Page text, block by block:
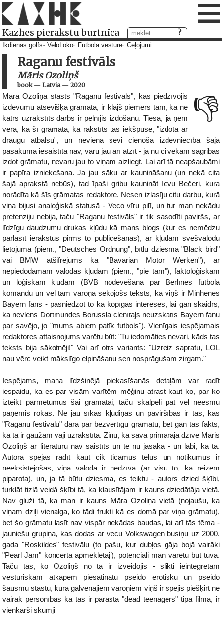
Kazhes pierakstu burtnīca ≡
Ikdienas golfs VeloLoko Futbola vēsture Ceļojumi
Raganu festivāls
Māris Ozoliņš
book— Latvia— 2020
👎
Māra Ozoliņa stāsts "Raganu festivāls", kas piedzīvojis
izdevumu atsevišķā grāmatā, ir klajš piemērs tam, ka ne
katrs uzrakstīts darbs ir pelnījis izdošanu. Tiesa, ja ņem
vērā, ka šī grāmata, kā rakstīts tās iekšpusē, "izdota ar
draugu atbalsu", un neviena sevi cienoša izdevniecība šajā
pasākumā iesaistīta nav, varu jau arī atzīt - ja nu cilvēkam sagribas
izdot grāmatu, nevaru jau to viņam aizliegt. Lai arī tā neapšaubāmi
ir papīra izniekošana. Ja jau sāku ar kaunināšanu (un nekā cita
šajā aprakstā nebūs), tad īpaši gribu kaunināt Ievu Bečeri, kura
norādīta kā šīs grāmatas redaktore. Nesen izlasīju citu darbu, kurā
viņa bijusi analoģiskā statusā - Veco vīru pilī, un tur man nekādu
pretenziju nebija, taču "Raganu festivāls" ir tik sasodīti paviršs, ar
līdzīgu daudzumu drukas kļūdu kā mans blogs (kur es nemēdzu
pārlasīt ierakstus pirms to publicēšanas), ar kļūdām svešvalodu
lietojumā (piem., "Deutsches Ordnung", bītlu dziesma "Black bird"
vai BMW atšifrējums kā "Bavarian Motor Werken"), ar
nepiedodamām valodas kļūdām (piem., "pie tam"), faktoloģiskām
un loģiskām kļūdām (BVB nodēvēšana par Berlīnes futbola
komandu un vēl tam varoņa sekojošs teksts, ka viņš ir Minhenes
Bayern fans - pasniedzot to kā kopīgas intereses, lai gan skaidrs,
ka neviens Dortmundes Borussia cienītājs neuzskatīs Bayern fanu
par savējo, jo "mums abiem patīk futbols"). Vienīgais iespējamais
redaktores attaisnojums varētu būt: "Tu iedomāties nevari, kāds tas
teksts bija sākotnēji!" Vai arī otrs variants: "Uzreiz sapratu, LOL
nau vērc veikt mākslīgo elpināšanu sen nosprāgušam zirgam."
Iespējams, mana līdzšinējā piekasīšanās detaļām var radīt
iespaidu, ka es par visām varītēm mēģinu atrast kaut ko, par ko
izteikt pārmetumus šai grāmatai, taču skalpeli pat vēl neesmu
paņēmis rokās. Ne jau sīkās kļūdiņas un paviršības ir tas, kas
"Raganu festivālu" dara par bezvērtīgu grāmatu, bet gan tas fakts,
ka tā ir gaužām vāji uzrakstīta. Zinu, ka savā primārajā dzīvē Māris
Ozoliņš ar literatūru nav saistīts un te nu jāsaka - un labi, ka tā.
Autora spējas radīt kaut cik ticamus tēlus un notikumus ir
neeksistējošas, viņa valoda ir nedzīva (ar visu to, ka reizēm
piparota), un, ja tā būtu dziesma, es teiktu - autors dzied šķībi,
turklāt tizlā veidā šķībi tā, ka klausītājam ir kauns dziedātāja vietā.
Nav gluži tā, ka man ir kauns Māra Ozoliņa vietā (nojaušu, ka
viņam dziļi vienalga, ko tādi frukti kā es domā par viņa grāmatu),
bet šo grāmatu lasīt nav vispār nekādas baudas, lai arī tās tēma -
jauniešu grupiņa, kas dodas ar vecu Volkswagen busiņu uz 2000.
gada "Roskildes" festivālu (to pašu, kur dubļos gāja bojā vairāki
"Pearl Jam" koncerta apmeklētāji), potenciāli man varētu būt tuva.
Taču tas, ko Ozoliņš no tā ir izveidojis - slikti ieintegrētām
vēsturiskām atkāpēm piesātinātu pseido erotisku un pseido
šausmu stāstu, kura galvenajiem varoņiem viņš ir spējis piešķirt ne
vairāk personības kā tas ir parastā "dead teenagers" tipa filmā, ir
vienkārši skumji.